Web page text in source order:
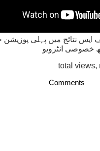
ایس نتائج میں پہلی
خصوصی انٹرویو
Comments